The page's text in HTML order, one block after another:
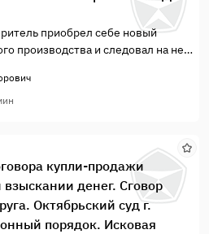
помогут решить судебный спор.
приобрел себе новый
производства и следовал на нем
На трассе между двумя
встречу автомобиля
колесо, которое врезается в
купли-продажи
взыскании денег. Сговор
Октябрьский суд г.
порядок. Исковая